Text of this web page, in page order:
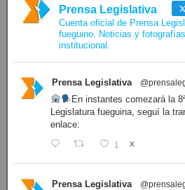
Prensa Legislativa
Cuenta oficial de Prensa
fueguino. Noticias y
institucional.
Prensa Legislativa
En instantes comezará la
Legislatura fueguina, seguí la
enlace:
1 X
Prensa Legislativa